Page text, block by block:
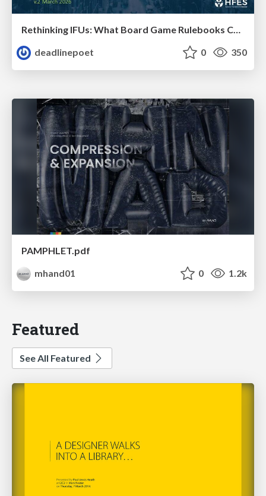
deadlinepoet
0 350
PAMPHLET.pdf
mhand01
0 1.2k
Featured
See All Featured